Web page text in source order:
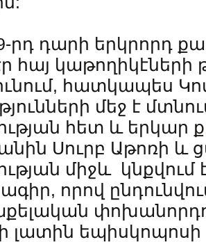
րդ դարի երկրորդ
հայ կաթողիկէների
հատկապես
մեջ է
հետ և երկար
Սուրբ Աթոռի և
միջև կնքվում
որով
լատին եպիսկոպոսի